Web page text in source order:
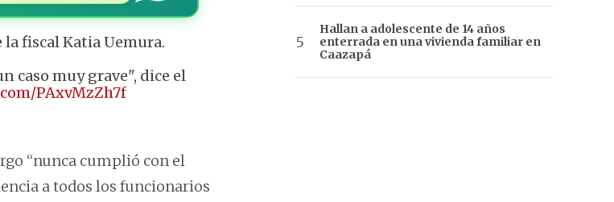
fiscal Katia Uemura.
caso muy grave", dice el
PAxvMzZh7f
“nunca cumplió con el
a todos los funcionarios
Hallan a adolescente de 14 años
enterrada en una vivienda familiar en
Caazapá